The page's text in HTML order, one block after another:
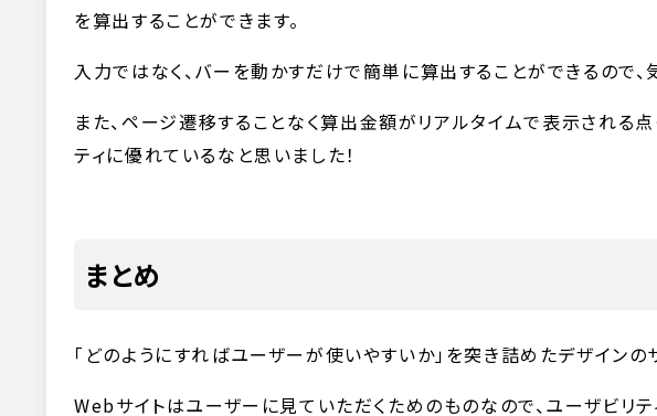
を算出することができます。
入力ではなく、バーを動かすだけで簡単に算出することができるので、
また、ページ遷移することなく算出金額がリアルタイムで表示される点
ティに優れているなと思いました！
まとめ
「どのようにすればユーザーが使いやすいか」を突き詰めたデザインの
Webサイトはユーザーに見ていただくためのものなので、ユーザビリ